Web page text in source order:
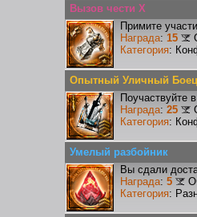
Вызов чести X
Примите
Награда: 15
Категория:
Опытный Уличный Боец
Поучаствуйте
Награда: 25
Категория:
Умелый разбойник
Вы сдали
Награда: 5
Категория: